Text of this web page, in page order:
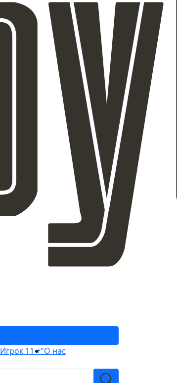
11 +"О нас